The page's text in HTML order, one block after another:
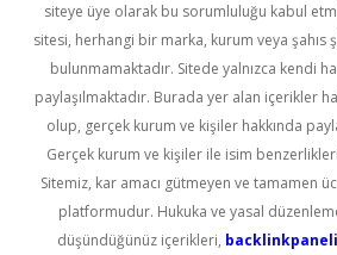
siteye üye olarak bu sorumluluğu kabul
sitesi, herhangi bir marka, kurum veya şahıs
bulunmamaktadır. Sitede yalnızca kendi
paylaşılmaktadır. Burada yer alan içerikler
olup, gerçek kurum ve kişiler hakkında
Gerçek kurum ve kişiler ile isim
Sitemiz, kar amacı gütmeyen ve tamamen
platformudur. Hukuka ve yasal
düşündüğünüz içerikleri,